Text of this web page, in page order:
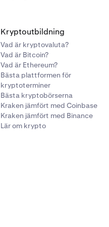
Kryptoutbildning
Vad är kryptovaluta?
Vad är Bitcoin?
Vad är Ethereum?
Bästa plattformen för
kryptoterminer
Bästa kryptobörserna
Kraken jämfört med Coinbase
Kraken jämfört med Binance
Lär om krypto